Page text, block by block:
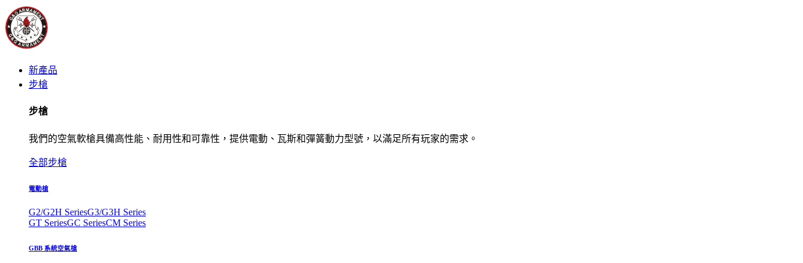
新產品
步槍
步槍
我們的空氣軟槍具備高性能、耐用性和可靠性，提供電動、瓦斯和彈簧動力型號，以滿足所有玩家的需求。
全部步槍
電動槍
G2/G2H SeriesG3/G3H Series
GT SeriesGC SeriesCM Series
GBB 系統空氣槍